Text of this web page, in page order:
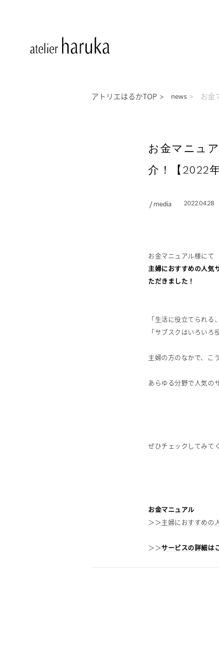
アトリエはるかTOP news お金
お金マニュ
介！【2022
/ media 2022.04.28
お金マニュアル様にて
主婦におすすめの人気
ただきました！
「生活に役立てられる
「サブスクはいろいろ
主婦の方のなかで、こ
あらゆる分野で人気の
ぜひチェックしてみて
お金マニュアル
＞＞主婦におすすめの
＞＞サービスの詳細は